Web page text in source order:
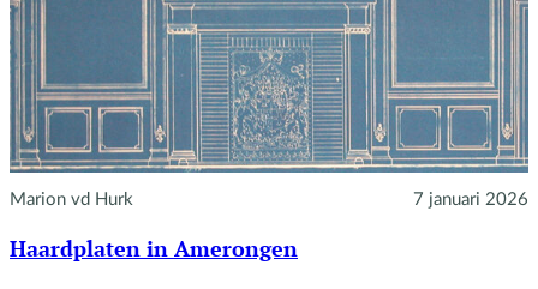
Marion vd Hurk 7 januari 2026
Haardplaten in Amerongen